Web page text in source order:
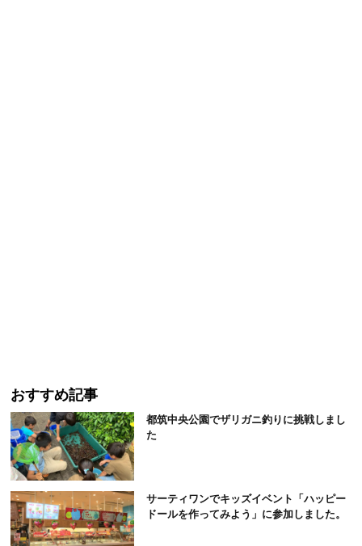
おすすめ記事
都筑中央公園でザリガニ釣りに挑戦しまし
た
サーティワンでキッズイベント「ハッピー
ドールを作ってみよう」に参加しました。